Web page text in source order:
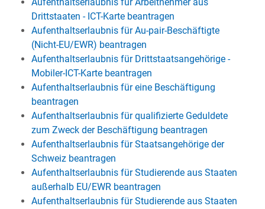
Drittstaaten - ICT-Karte beantragen
Aufenthaltserlaubnis für Au-pair-Beschäftigte
(Nicht-EU/EWR) beantragen
Aufenthaltserlaubnis für Drittstaatsangehörige -
Mobiler-ICT-Karte beantragen
Aufenthaltserlaubnis für eine Beschäftigung
beantragen
Aufenthaltserlaubnis für qualifizierte Geduldete
zum Zweck der Beschäftigung beantragen
Aufenthaltserlaubnis für Staatsangehörige der
Schweiz beantragen
Aufenthaltserlaubnis für Studierende aus Staaten
außerhalb EU/EWR beantragen
Aufenthaltserlaubnis für Studierende aus Staaten